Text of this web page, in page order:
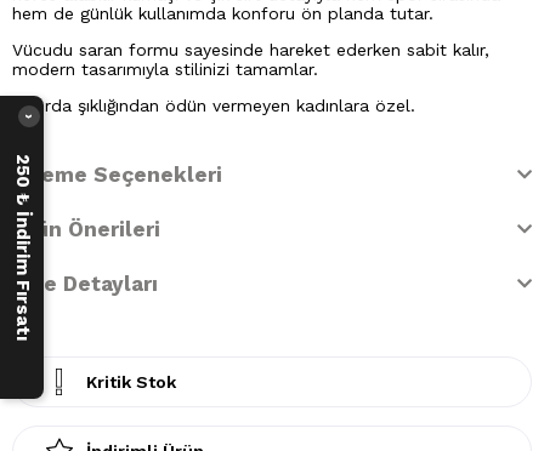
hem de günlük kullanımda konforu ön planda tutar.
Vücudu saran formu sayesinde hareket ederken sabit kalır,
modern tasarımıyla stilinizi tamamlar.
Sporda şıklığından ödün vermeyen kadınlara özel.
Ödeme Seçenekleri
Ürün Önerileri
İade Detayları
Kritik Stok
250 ₺ İndirim Fırsatı
›